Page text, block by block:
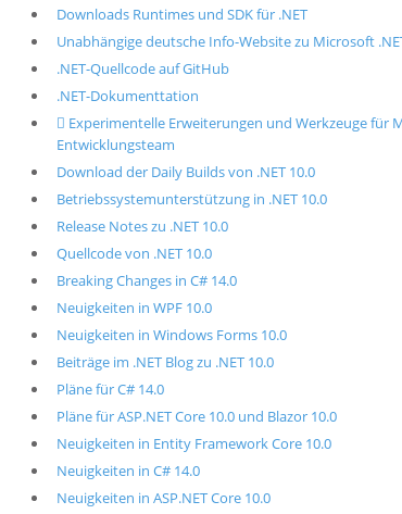
Downloads Runtimes und SDK für .NET
Unabhängige deutsche Info-Website zu Microsoft
.NET-Quellcode auf GitHub
.NET-Dokumenttation
 Experimentelle Erweiterungen und Werkzeuge für
Entwicklungsteam
Download der Daily Builds von .NET 10.0
Betriebssystemunterstützung in .NET 10.0
Release Notes zu .NET 10.0
Quellcode von .NET 10.0
Breaking Changes in C# 14.0
Neuigkeiten in WPF 10.0
Neuigkeiten in Windows Forms 10.0
Beiträge im .NET Blog zu .NET 10.0
Pläne für C# 14.0
Pläne für ASP.NET Core 10.0 und Blazor 10.0
Neuigkeiten in Entity Framework Core 10.0
Neuigkeiten in C# 14.0
Neuigkeiten in ASP.NET Core 10.0